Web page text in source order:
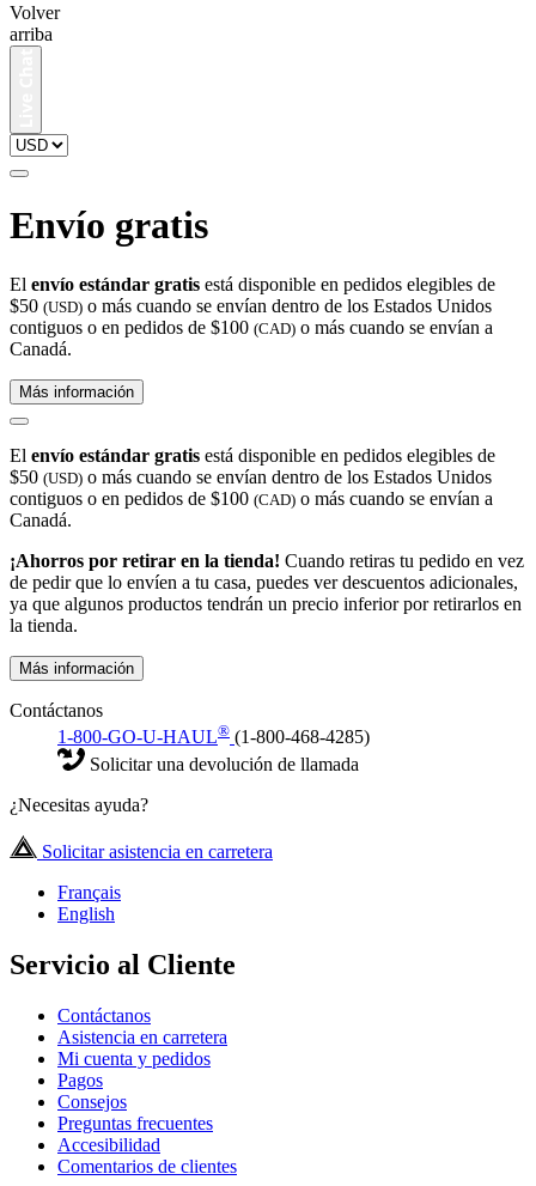
Volver
arriba
Envío gratis
El envío estándar gratis está disponible en pedidos elegibles de
$50 (USD) o más cuando se envían dentro de los Estados Unidos
contiguos o en pedidos de $100 (CAD) o más cuando se envían a
Canadá.
Más información
El envío estándar gratis está disponible en pedidos elegibles de
$50 (USD) o más cuando se envían dentro de los Estados Unidos
contiguos o en pedidos de $100 (CAD) o más cuando se envían a
Canadá.
¡Ahorros por retirar en la tienda! Cuando retiras tu pedido en vez
de pedir que lo envíen a tu casa, puedes ver descuentos adicionales,
ya que algunos productos tendrán un precio inferior por retirarlos en
la tienda.
Más información
Contáctanos
1-800-GO-U-HAUL® (1-800-468-4285)
Solicitar una devolución de llamada
¿Necesitas ayuda?
Solicitar asistencia en carretera
Français
English
Servicio al Cliente
Contáctanos
Asistencia en carretera
Mi cuenta y pedidos
Pagos
Consejos
Preguntas frecuentes
Accesibilidad
Comentarios de clientes